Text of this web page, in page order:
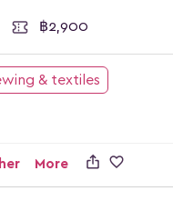
฿2,900
& textiles
More 